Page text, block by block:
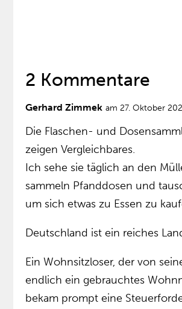
2 Kommentare
Gerhard Zimmek am 27. Oktober
Die Flaschen- und
zeigen Vergleichbares.
Ich sehe sie täglich an den
sammeln Pfanddosen und
um sich etwas zu Essen zu
Deutschland ist ein reiches
Ein Wohnsitzloser, der von
endlich ein gebrauchtes
bekam prompt eine